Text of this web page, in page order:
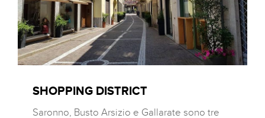
SHOPPING DISTRICT
Saronno, Busto Arsizio e Gallarate sono tre